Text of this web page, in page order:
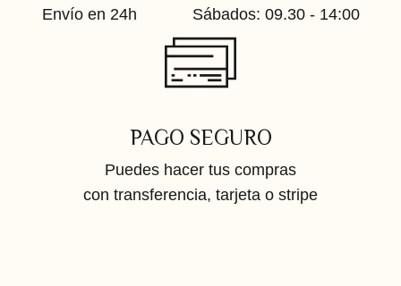
Envío en 24h
Sábados: 09.30 - 14:00
PAGO SEGURO
Puedes hacer tus compras
con transferencia, tarjeta o stripe